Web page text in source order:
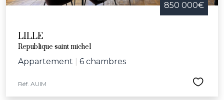
850 000€
LILLE
Republique saint michel
Appartement 6 chambres
Réf. AUIM